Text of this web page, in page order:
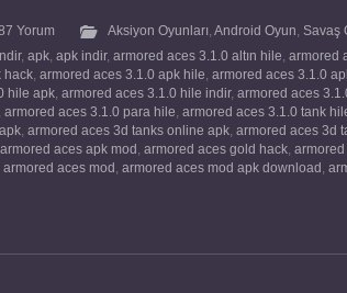
Yorum Aksiyon Oyunları, Android Oyun, Savaş
, apk, apk indir, armored aces 3.1.0 altın hile, armored
hack, armored aces 3.1.0 apk hile, armored aces 3.1.0
hile apk, armored aces 3.1.0 hile indir, armored aces
armored aces 3.1.0 para hile, armored aces 3.1.0 tank
, armored aces 3d tanks online apk, armored aces 3d
armored aces apk mod , armored aces gold hack,
armored aces mod , armored aces mod apk download ,